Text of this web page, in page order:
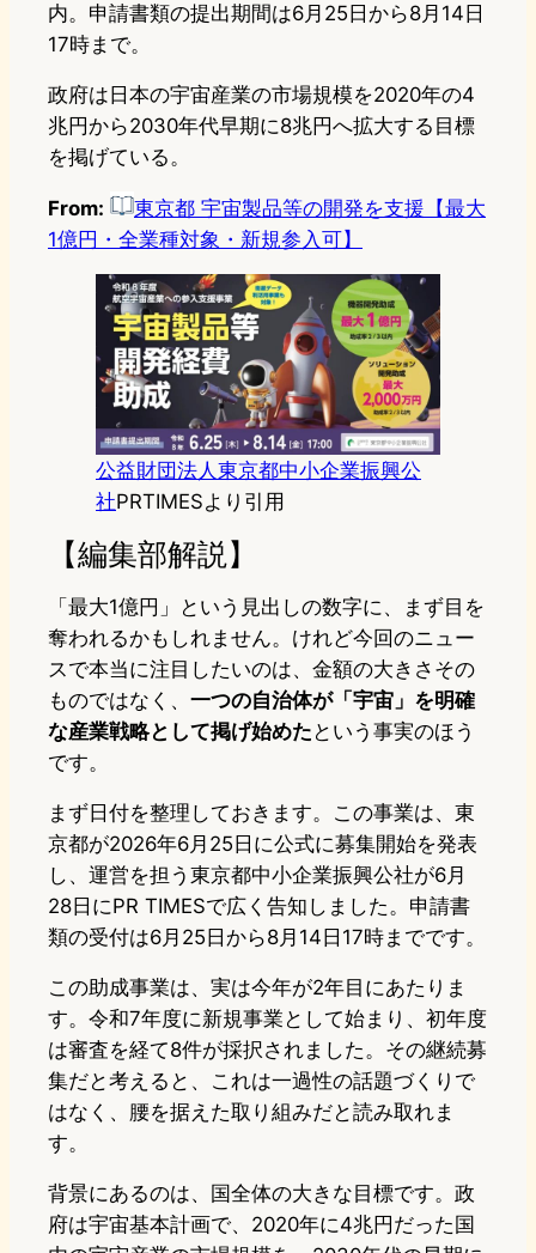
内。申請書類の提出期間は6月25日から8月14日
17時まで。
政府は日本の宇宙産業の市場規模を2020年の4
兆円から2030年代早期に8兆円へ拡大する目標
を掲げている。
From:
東京都 宇宙製品等の開発を支援【最大
1億円・全業種対象・新規参入可】
公益財団法人東京都中小企業振興公
社PRTIMESより引用
【編集部解説】
「最大1億円」という見出しの数字に、まず目を
奪われるかもしれません。けれど今回のニュー
スで本当に注目したいのは、金額の大きさその
ものではなく、 一つの自治体が「宇宙」を明確
な産業戦略として掲げ始めた という事実のほう
です。
まず日付を整理しておきます。この事業は、東
京都が2026年6月25日に公式に募集開始を発表
し、運営を担う東京都中小企業振興公社が6月
28日にPR TIMESで広く告知しました。申請書
類の受付は6月25日から8月14日17時までです。
この助成事業は、実は今年が2年目にあたりま
す。令和7年度に新規事業として始まり、初年度
は審査を経て8件が採択されました。その継続募
集だと考えると、これは一過性の話題づくりで
はなく、腰を据えた取り組みだと読み取れま
す。
背景にあるのは、国全体の大きな目標です。政
府は宇宙基本計画で、2020年に4兆円だった国